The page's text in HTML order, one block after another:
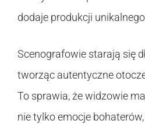
dodaje produkcji
Scenografowie starają się
tworząc autentyczne
To sprawia, że widzowie
nie tylko emocje